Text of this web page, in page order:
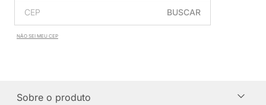
BUSCAR
NÃO SEI MEU CEP
Sobre o produto